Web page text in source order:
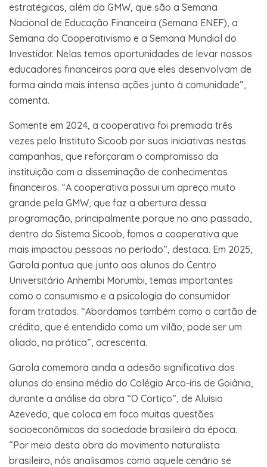
estratégicas, além da GMW, que são a Semana
Nacional de Educação Financeira (Semana ENEF), a
Semana do Cooperativismo e a Semana Mundial do
Investidor. Nelas temos oportunidades de levar nossos
educadores financeiros para que eles desenvolvam de
forma ainda mais intensa ações junto à comunidade”,
comenta.
Somente em 2024, a cooperativa foi premiada três
vezes pelo Instituto Sicoob por suas iniciativas nestas
campanhas, que reforçaram o compromisso da
instituição com a disseminação de conhecimentos
financeiros. “A cooperativa possui um apreço muito
grande pela GMW, que faz a abertura dessa
programação, principalmente porque no ano passado,
dentro do Sistema Sicoob, fomos a cooperativa que
mais impactou pessoas no período”, destaca. Em 2025,
Garola pontua que junto aos alunos do Centro
Universitário Anhembi Morumbi, temas importantes
como o consumismo e a psicologia do consumidor
foram tratados. “Abordamos também como o cartão de
crédito, que é entendido como um vilão, pode ser um
aliado, na prática”, acrescenta.
Garola comemora ainda a adesão significativa dos
alunos do ensino médio do Colégio Arco-íris de Goiânia,
durante a análise da obra “O Cortiço”, de Aluísio
Azevedo, que coloca em foco muitas questões
socioeconômicas da sociedade brasileira da época.
“Por meio desta obra do movimento naturalista
brasileiro, nós analisamos como aquele cenário se